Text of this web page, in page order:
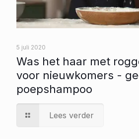
5 juli 2020
Was het haar met
voor nieuwkomers -
poepshampoo
Lees verder